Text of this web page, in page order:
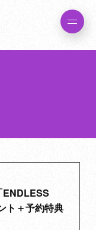
ENDLESS
ト＋予約特典